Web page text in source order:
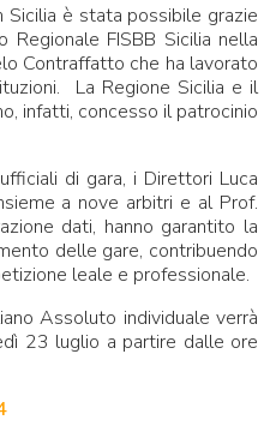
Sicilia è stata possibile grazie
FISBB Sicilia nella
Contraffatto che ha lavorato
La Regione Sicilia e il
infatti, concesso il patrocinio
di gara, i Direttori Luca
a nove arbitri e al Prof.
dati, hanno garantito la
delle gare, contribuendo
leale e professionale.
Assoluto individuale verrà
23 luglio a partire dalle ore